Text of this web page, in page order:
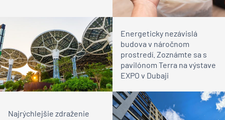
Energeticky nezávislá
budova v náročnom
prostredí. Zoznámte sa s
pavilónom Terra na výstave
EXPO v Dubaji
Najrýchlejšie zdraženie